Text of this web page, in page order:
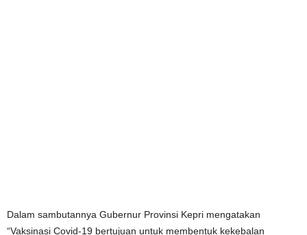
Dalam sambutannya Gubernur Provinsi Kepri mengatakan
“Vaksinasi Covid-19 bertujuan untuk membentuk kekebalan